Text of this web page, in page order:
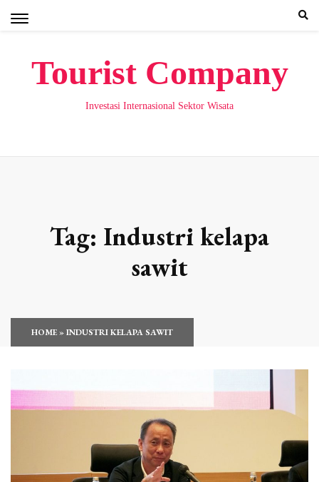
Tourist Company
Investasi Internasional Sektor Wisata
Tag: Industri kelapa
sawit
HOME»INDUSTRI KELAPA SAWIT